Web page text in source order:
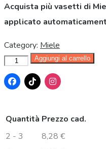
Acquista più vasetti di
applicato
Category: Miele
Aggiungi al carrello
Quantità Prezzo cad.
2 - 3
8,28 €